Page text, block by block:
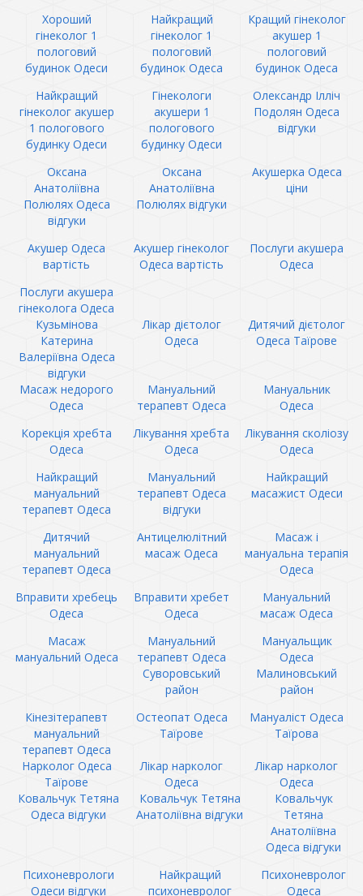
Хороший
гінеколог 1
пологовий
будинок Одеси
Найкращий
гінеколог 1
пологовий
будинок Одеса
Кращий гінеколог
акушер 1
пологовий
будинок Одеса
Найкращий
гінеколог акушер
1 пологового
будинку Одеси
Гінекологи
акушери 1
пологового
будинку Одеси
Олександр Ілліч
Подолян Одеса
відгуки
Оксана
Анатоліївна
Полюлях Одеса
відгуки
Оксана
Анатоліївна
Полюлях відгуки
Акушерка Одеса
ціни
Акушер Одеса
вартість
Акушер гінеколог
Одеса вартість
Послуги акушера
Одеса
Послуги акушера
гінеколога Одеса
Кузьмінова
Катерина
Валеріївна Одеса
відгуки
Лікар дієтолог
Одеса
Дитячий дієтолог
Одеса Таїрове
Масаж недорого
Одеса
Мануальний
терапевт Одеса
Мануальник
Одеса
Корекція хребта
Одеса
Лікування хребта
Одеса
Лікування сколіозу
Одеса
Найкращий
мануальний
терапевт Одеса
Мануальний
терапевт Одеса
відгуки
Найкращий
масажист Одеси
Дитячий
мануальний
терапевт Одеса
Антицелюлітний
масаж Одеса
Масаж і
мануальна терапія
Одеса
Вправити хребець
Одеса
Вправити хребет
Одеса
Мануальний
масаж Одеса
Масаж
мануальний Одеса
Мануальний
терапевт Одеса
Суворовський
район
Мануальщик
Одеса
Малиновський
район
Кінезітерапевт
мануальний
терапевт Одеса
Остеопат Одеса
Таїрове
Мануаліст Одеса
Таїрова
Нарколог Одеса
Таїрове
Лікар нарколог
Одеса
Лікар нарколог
Одеса
Ковальчук Тетяна
Одеса відгуки
Ковальчук Тетяна
Анатоліївна відгуки
Ковальчук
Тетяна
Анатоліївна
Одеса відгуки
Психоневрологи
Одеси відгуки
Найкращий
психоневролог
Психоневролог
Одеса